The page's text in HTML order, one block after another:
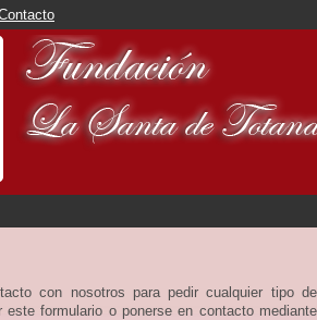
con nosotros para pedir cualquier tipo de
este formulario o ponerse en contacto mediante